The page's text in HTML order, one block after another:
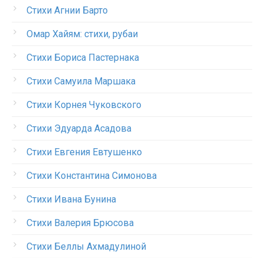
Стихи Агнии Барто
Омар Хайям: стихи, рубаи
Стихи Бориса Пастернака
Стихи Самуила Маршака
Стихи Корнея Чуковского
Стихи Эдуарда Асадова
Стихи Евгения Евтушенко
Стихи Константина Симонова
Стихи Ивана Бунина
Стихи Валерия Брюсова
Стихи Беллы Ахмадулиной